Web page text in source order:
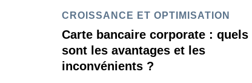
CROISSANCE ET OPTIMISATION
Carte bancaire corporate : quels
sont les avantages et les
inconvénients ?